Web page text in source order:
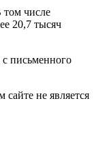
числе
20,7 тысяч
письменного
не является